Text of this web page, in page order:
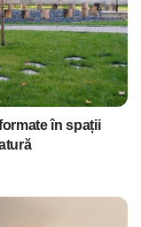
în spații